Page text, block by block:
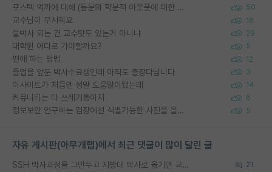
포스텍 억까에 대해 (동문의 학문적 아웃풋에 대한 반박) 50
교수님이 무서워요 16
물박사 되는 건 교수탓도 있는거 아니냐 29
대학원 어디로 가야할까요? 5
편애 하는 방법 12
졸업을 앞둔 박사수료생인데 아직도 출장다닙니다 3
이사이트가 처음엔 정말 도움많이됐는데 14
커뮤니티는 다 쓰레기통이지 6
정보보안 연구하는 입장에선 식별가능한 사진을 올리는건 비추이긴함 5
자유 게시판(아무개랩)에서 최근 댓글이 많이 달린 글
SSH 박사과정을 그만두고 지방대 박사로 옮기면 교수의 꿈은 끝일까요? 21